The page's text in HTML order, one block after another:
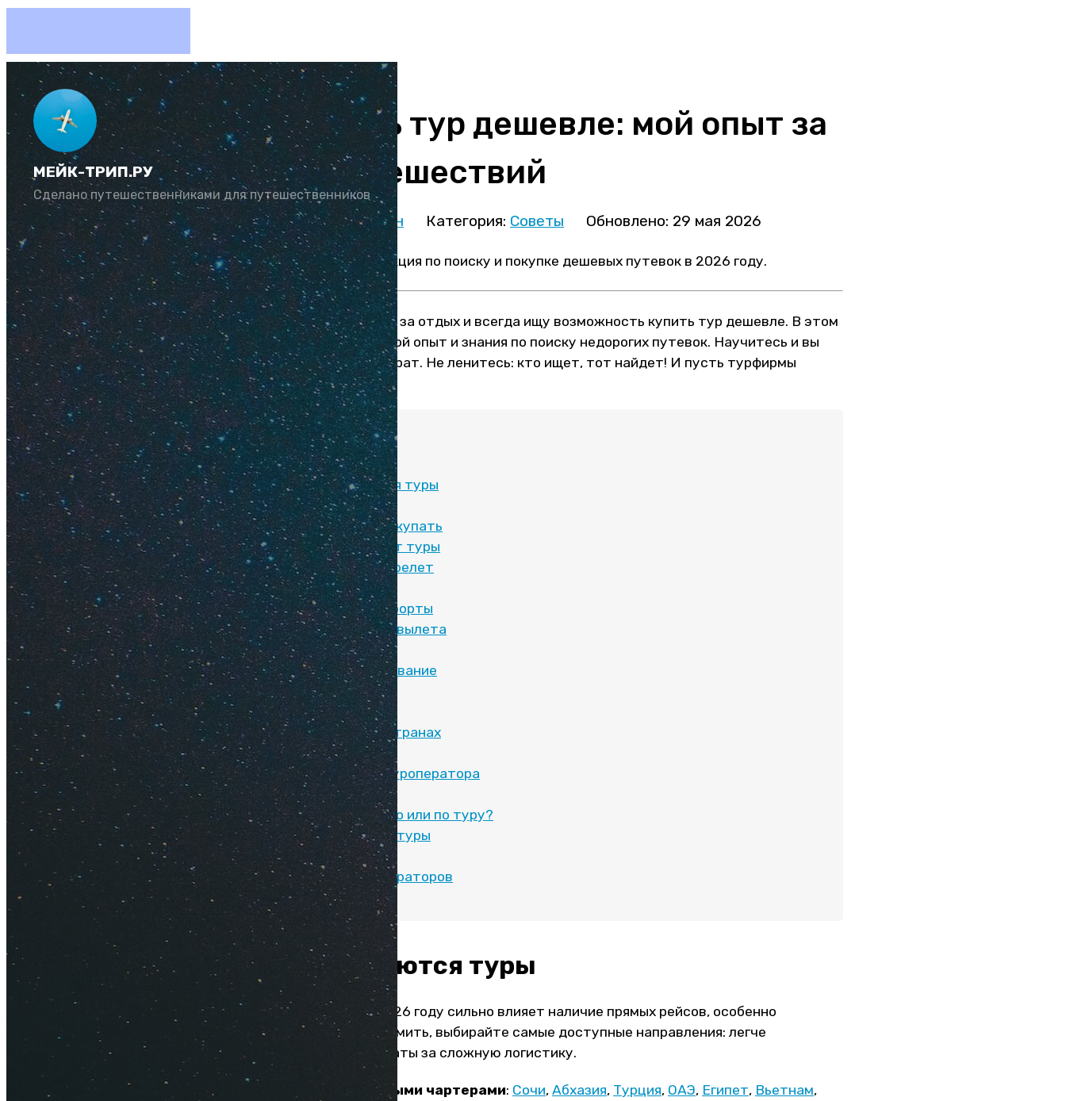
МЕЙК-ТРИП.РУ
Сделано путешественниками для путешественников
Как купить тур дешевле: мой опыт за
12 лет путешествий
Автор:Алексей Синицын Категория: Советы Обновлено: 29 мая 2026
Самая подробная инструкция по поиску и покупке дешевых путевок в 2026 году.
Не люблю переплачивать за отдых и всегда ищу возможность купить тур дешевле. В этом
обзоре я изложил весь свой опыт и знания по поиску недорогих путевок. Научитесь и вы
отдыхать без лишних затрат. Не ленитесь: кто ищет, тот найдет! И пусть турфирмы
позеленеют от злости.
Что вы узнаете:
Куда продаются туры
Горящие туры
Где дешевле покупать
Когда дешевеют туры
Как выбрать перелет
Даты вылета
Перебираем курорты
Дешевый город вылета
Умный поиск
Раннее бронирование
Промокоды
Кешбэк
Уровень цен в странах
Виза
Экскурсии от туроператора
Фортуна
Самостоятельно или по туру?
Экскурсионные туры
Круизы
Рейтинг туроператоров
1. Куда продаются туры
На стоимость туров в 2026 году сильно влияет наличие прямых рейсов, особенно
чартерных. Чтобы сэкономить, выбирайте самые доступные направления: легче
добираться и нет переплаты за сложную логистику.
Туры с прямыми дешевыми чартерами: Сочи,Абхазия, Турция, ОАЭ, Египет, Вьетнам,